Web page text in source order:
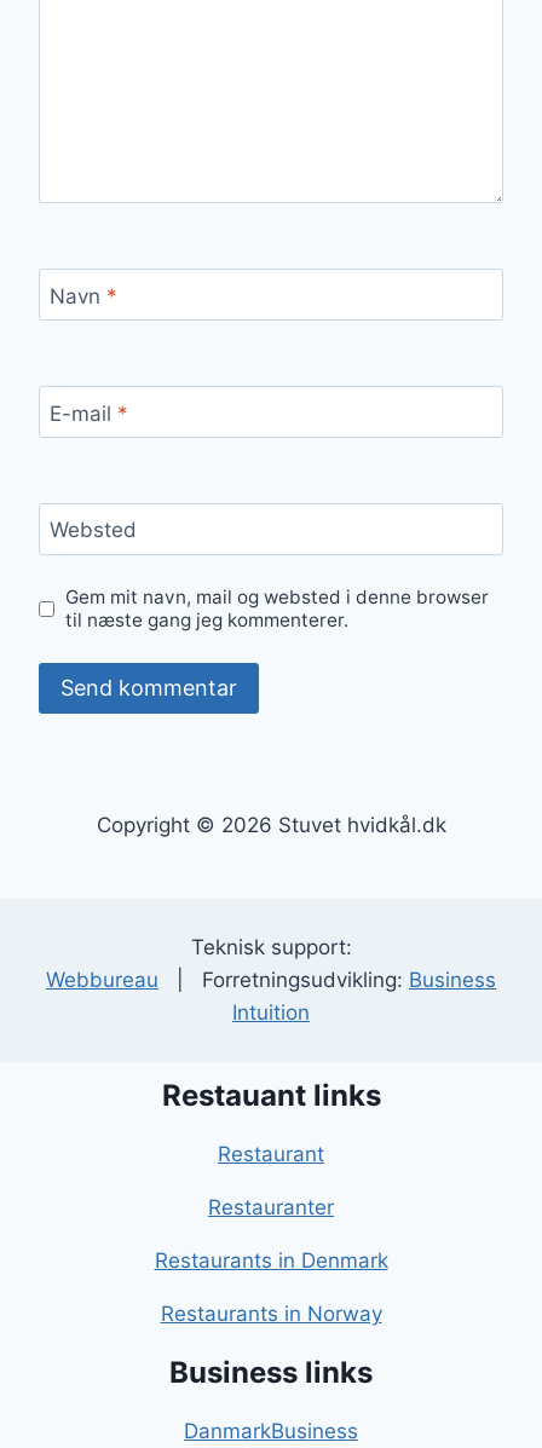
Navn *
E-mail *
Websted
Gem mit navn, mail og websted i denne browser
til næste gang jeg kommenterer.
Copyright © 2026 Stuvet hvidkål.dk
Teknisk support:
Webbureau | Forretningsudvikling: Business
Intuition
Restauant links
Restaurant
Restauranter
Restaurants in Denmark
Restaurants in Norway
Business links
DanmarkBusiness